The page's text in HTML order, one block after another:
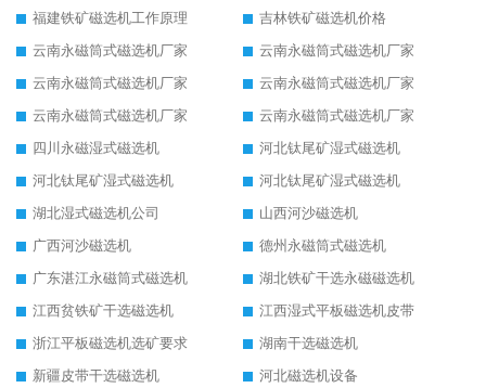
福建铁矿磁选机工作原理
吉林铁矿磁选机价格
云南永磁筒式磁选机厂家
云南永磁筒式磁选机厂家
云南永磁筒式磁选机厂家
云南永磁筒式磁选机厂家
云南永磁筒式磁选机厂家
云南永磁筒式磁选机厂家
四川永磁湿式磁选机
河北钛尾矿湿式磁选机
河北钛尾矿湿式磁选机
河北钛尾矿湿式磁选机
湖北湿式磁选机公司
山西河沙磁选机
广西河沙磁选机
德州永磁筒式磁选机
广东湛江永磁筒式磁选机
湖北铁矿干选永磁磁选机
江西贫铁矿干选磁选机
江西湿式平板磁选机皮带
浙江平板磁选机选矿要求
湖南干选磁选机
新疆皮带干选磁选机
河北磁选机设备